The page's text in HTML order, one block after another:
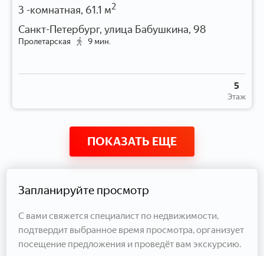
3 -комнатная, 61.1 м2
Санкт-Петербург, улица Бабушкина, 98
Пролетарская 9 мин.
Этаж
5
ПОКАЗАТЬ ЕЩЕ
Запланируйте просмотр
С вами свяжется специалист по недвижимости,
подтвердит выбранное время просмотра, организует
посещение предложения и проведёт вам экскурсию.